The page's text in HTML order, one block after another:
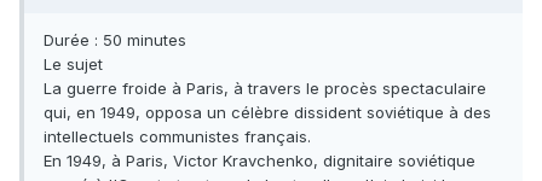
Durée : 50 minutes
Le sujet
La guerre froide à Paris, à travers le procès spectaculaire
qui, en 1949, opposa un célèbre dissident soviétique à des
intellectuels communistes français.
En 1949, à Paris, Victor Kravchenko, dignitaire soviétique